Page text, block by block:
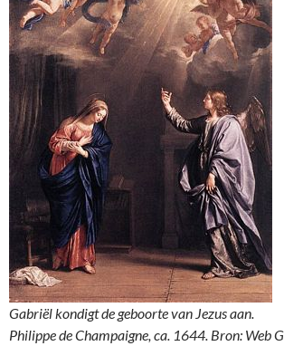
Gabriël kondigt de geboorte van Jezus aan.
Philippe de Champaigne, ca. 1644. Bron: Web